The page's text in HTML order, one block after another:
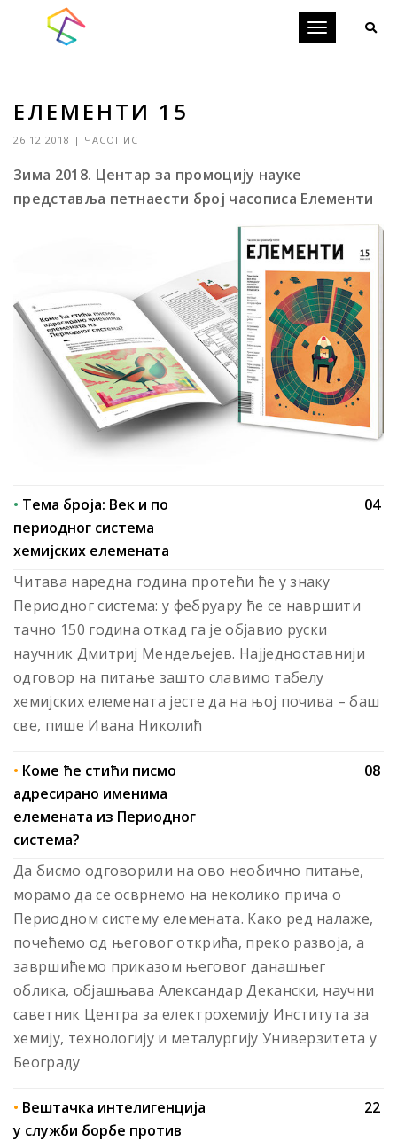
Toggle
ЕЛЕМЕНТИ 15
26.12.2018 | ЧАСОПИС
Зима 2018. Центар за промоцију науке
представља петнаести број часописа Елементи
• Тема броја: Век и по
периодног система
хемијских елемената
04
Читава наредна година протећи ће у знаку
Периодног система: у фебруару ће се навршити
тачно 150 година откад га је објавио руски
научник Дмитриј Мендељејев. Најједноставнији
одговор на питање зашто славимо табелу
хемијских елемената јесте да на њој почива – баш
све, пише Ивана Николић
• Коме ће стићи писмо
адресирано именима
елемената из Периодног
система?
08
Да бисмо одговорили на ово необично питање,
морамо да се осврнемо на неколико прича о
Периодном систему елемената. Како ред налаже,
почећемо од његовог открића, преко развоја, а
завршићемо приказом његовог данашњег
облика, објашњава Александар Декански, научни
саветник Центра за електрохемију Института за
хемију, технологију и металургију Универзитета у
Београду
• Вештачка интелигенција
у служби борбе против
22